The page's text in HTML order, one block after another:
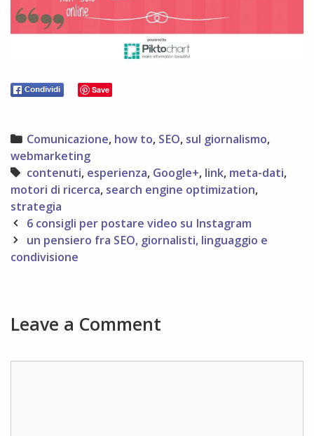
Save
Categories
Comunicazione, how to, SEO, sul giornalismo,
webmarketing
Tags
contenuti, esperienza, Google+, link, meta-dati,
motori di ricerca, search engine optimization,
strategia
Post
navigation
6 consigli per postare video su Instagram
un pensiero fra SEO, giornalisti, linguaggio e
condivisione
Leave a Comment